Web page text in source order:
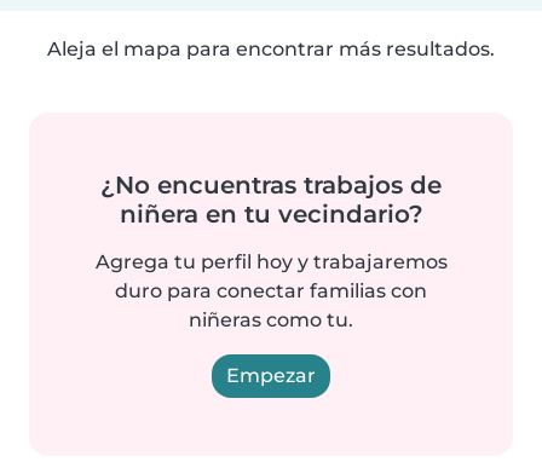
Aleja el mapa para encontrar más resultados.
¿No encuentras trabajos de
niñera en tu vecindario?
Agrega tu perfil hoy y trabajaremos
duro para conectar familias con
niñeras como tu.
Empezar